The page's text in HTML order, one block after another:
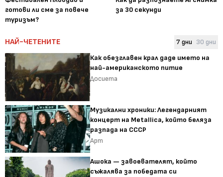
готови ли сме за повече
туризъм?
за 30 секунди
НАЙ-ЧЕТЕНИТЕ 7 дни 30 дни
Как обезглавен крал даде името на
най-американското питие
Досиета
Музикални хроники: Легендарният
концерт на Metallica, който беляза
разпада на СССР
Арт
Ашока — завоевателят, който
съжалява за победата си